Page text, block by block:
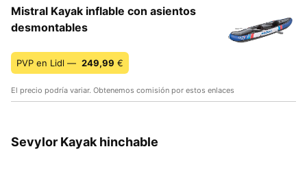
Mistral Kayak inflable con asientos
desmontables
PVP en Lidl — 249,99 €
El precio podría variar. Obtenemos comisión por estos enlaces
Sevylor Kayak hinchable